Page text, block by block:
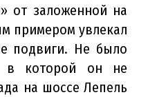
от заложенной на
примером увлекал
подвиги. Не было
в которой он не
на шоссе Лепель